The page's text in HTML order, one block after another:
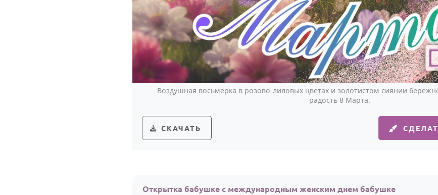
Воздушная восьмёрка в розово-лиловых цветах и золотистом сиянии
радость 8 Марта.
СКАЧАТЬ
Открытка бабушке с международным женским днем бабушке